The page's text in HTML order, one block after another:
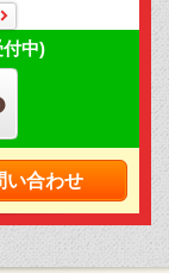
中)
い合わせ